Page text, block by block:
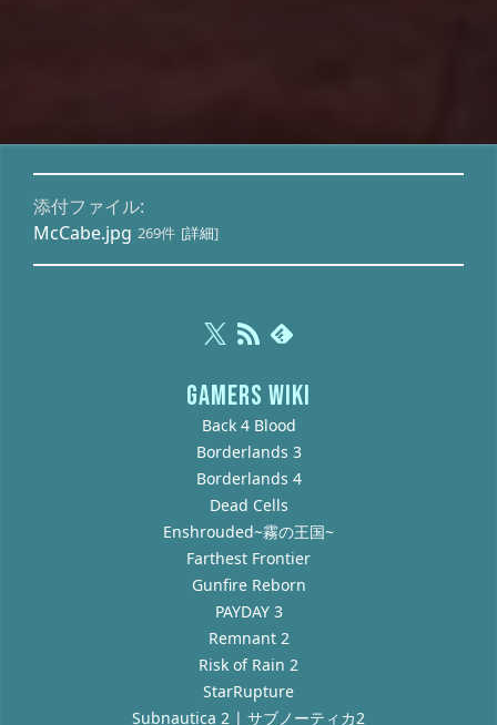
添付ファイル:
McCabe.jpg 269件 [詳細]
GAMERS WIKI
Back 4 Blood
Borderlands 3
Borderlands 4
Dead Cells
Enshrouded~霧の王国~
Farthest Frontier
Gunfire Reborn
PAYDAY 3
Remnant 2
Risk of Rain 2
StarRupture
Subnautica 2 | サブノーティカ2